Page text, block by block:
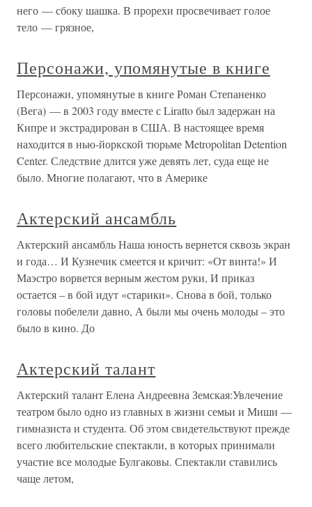
него — сбоку шашка. В прорехи просвечивает голое
тело — грязное,
Персонажи, упомянутые в книге
Персонажи, упомянутые в книге Роман Степаненко
(Вега) — в 2003 году вместе с Liratto был задержан на
Кипре и экстрадирован в США. В настоящее время
находится в нью-йоркской тюрьме Metropolitan Detention
Center. Следствие длится уже девять лет, суда еще не
было. Многие полагают, что в Америке
Актерский ансамбль
Актерский ансамбль Наша юность вернется сквозь экран
и года… И Кузнечик смеется и кричит: «От винта!» И
Маэстро ворвется верным жестом руки, И приказ
остается – в бой идут «старики». Снова в бой, только
головы побелели давно, А были мы очень молоды – это
было в кино. До
Актерский талант
Актерский талант Елена Андреевна Земская:Увлечение
театром было одно из главных в жизни семьи и Миши —
гимназиста и студента. Об этом свидетельствуют прежде
всего любительские спектакли, в которых принимали
участие все молодые Булгаковы. Спектакли ставились
чаще летом,